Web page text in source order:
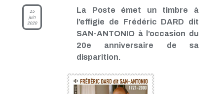
15
juin
2020
La Poste émet un timbre à
l’effigie de Frédéric DARD dit
SAN-ANTONIO à l’occasion du
20e anniversaire de sa
disparition.